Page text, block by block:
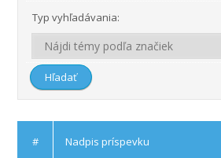
Typ vyhľadávania:
# Nadpis príspevku